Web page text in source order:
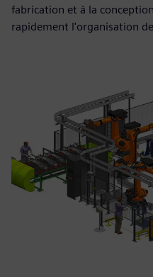
fabrication et à la
rapidement l'organisation